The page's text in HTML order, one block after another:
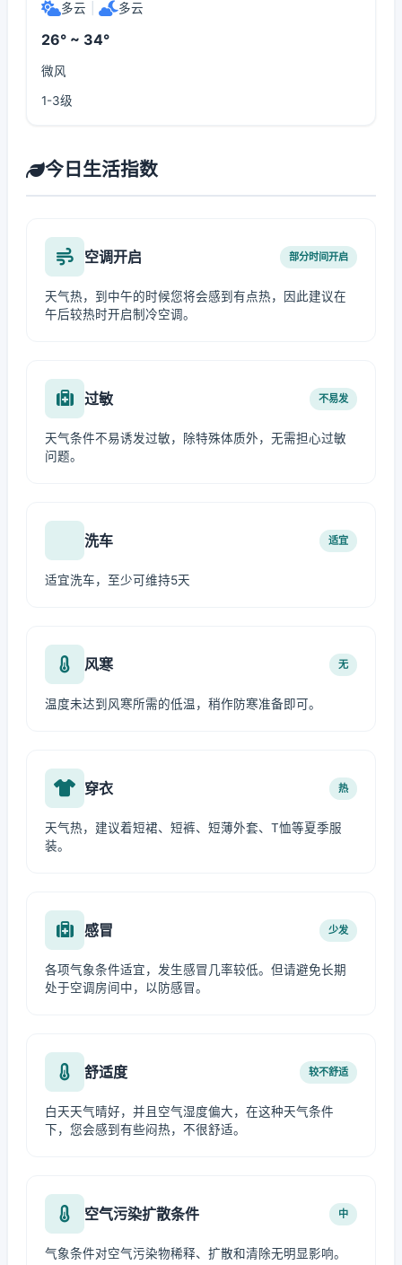
多云 多云
26° ~ 34°
微风
1-3级
今日生活指数
空调开启 部分时间开启
天气热，到中午的时候您将会感到有点热，因此建议在
午后较热时开启制冷空调。
过敏 不易发
天气条件不易诱发过敏，除特殊体质外，无需担心过敏
问题。
洗车 适宜
适宜洗车，至少可维持5天
风寒 无
温度未达到风寒所需的低温，稍作防寒准备即可。
穿衣 热
天气热，建议着短裙、短裤、短薄外套、T恤等夏季服
装。
感冒 少发
各项气象条件适宜，发生感冒几率较低。但请避免长期
处于空调房间中，以防感冒。
舒适度 较不舒适
白天天气晴好，并且空气湿度偏大，在这种天气条件
下，您会感到有些闷热，不很舒适。
空气污染扩散条件 中
气象条件对空气污染物稀释、扩散和清除无明显影响。